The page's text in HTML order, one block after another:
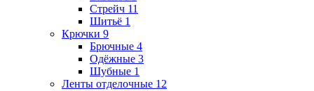
Стрейч 11
Шитьё 1
Крючки 9
Брючные 4
Одёжные 3
Шубные 1
Ленты отделочные 12